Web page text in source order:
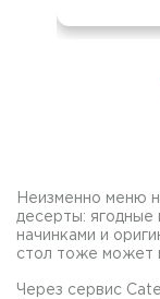
Неизменно меню
десерты:
начинками и
стол тоже может
Через сервис